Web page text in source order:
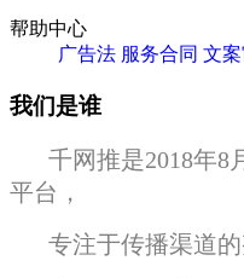
帮助中心
广告法 服务合同 文
我们是谁
千网推是2018年8
平台，
专注于传播渠道